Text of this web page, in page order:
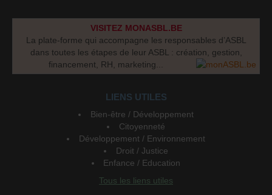
VISITEZ MONASBL.BE
La plate-forme qui accompagne les responsables d’ASBL
dans toutes les étapes de leur ASBL : création, gestion,
financement, RH, marketing...
LIENS UTILES
Bien-être / Développement
Citoyenneté
Développement / Environnement
Droit / Justice
Enfance / Education
Tous les liens utiles